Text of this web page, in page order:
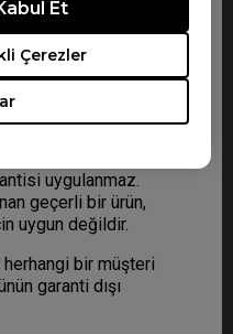
Çerezler
Et
ticari marka adı veya
Satıcısı tarafından
uygulanmaz.
geçerli bir ürün,
uygun değildir.
herhangi bir müşteri
garanti dışı